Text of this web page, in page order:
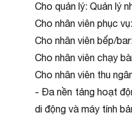
Cho quản lý: Quản lý
Cho nhân viên phục
Cho nhân viên bếp/
Cho nhân viên chạy
Cho nhân viên thu
- Đa nền tảng hoạt
di động và máy tính